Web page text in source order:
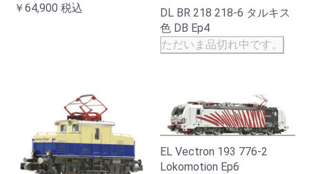
￥64,900 税込
DL BR 218 218-6 タルキス
色 DB Ep4
ただいま品切れ中です。
EL Vectron 193 776-2
Lokomotion Ep6